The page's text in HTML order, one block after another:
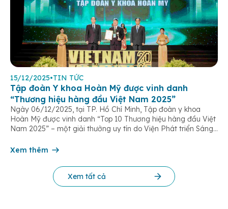
15/12/2025•TIN TỨC
Tập đoàn Y khoa Hoàn Mỹ được vinh danh
“Thương hiệu hàng đầu Việt Nam 2025”
Ngày 06/12/2025, tại TP. Hồ Chí Minh, Tập đoàn y khoa
Hoàn Mỹ được vinh danh “Top 10 Thương hiệu hàng đầu Việt
Nam 2025” – một giải thưởng uy tín do Viện Phát triển Sáng
cứu Phát triển Doanh nghiệp Châu Á […]
Xem thêm
Xem tất cả